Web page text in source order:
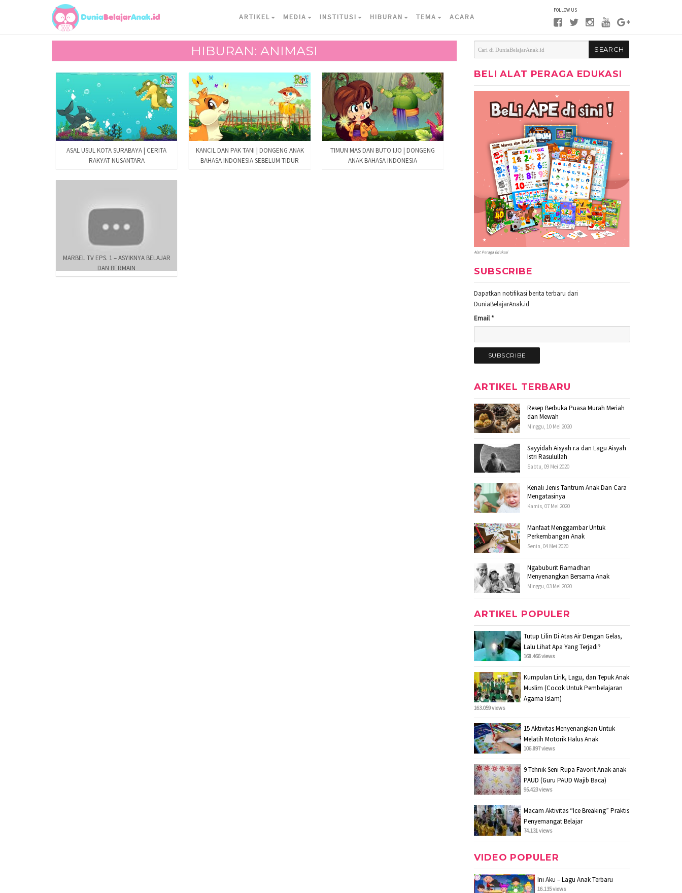
ARTIKEL MEDIA INSTITUSI HIBURAN TEMA ACARA
FOLLOW US
HIBURAN: ANIMASI
ASAL USUL KOTA SURABAYA | CERITA
RAKYAT NUSANTARA
KANCIL DAN PAK TANI | DONGENG ANAK
BAHASA INDONESIA SEBELUM TIDUR
TIMUN MAS DAN BUTO IJO | DONGENG
ANAK BAHASA INDONESIA
MARBEL TV EPS. 1 – ASYIKNYA BELAJAR
DAN BERMAIN
BELI ALAT PERAGA EDUKASI
Alat Peraga Edukasi
SUBSCRIBE
Dapatkan notifikasi berita terbaru dari
DuniaBelajarAnak.id
Email *
ARTIKEL TERBARU
Resep Berbuka Puasa Murah Meriah
dan Mewah
Minggu, 10 Mei 2020
Sayyidah Aisyah r.a dan Lagu Aisyah
Istri Rasulullah
Sabtu, 09 Mei 2020
Kenali Jenis Tantrum Anak Dan Cara
Mengatasinya
Kamis, 07 Mei 2020
Manfaat Menggambar Untuk
Perkembangan Anak
Senin, 04 Mei 2020
Ngabuburit Ramadhan
Menyenangkan Bersama Anak
Minggu, 03 Mei 2020
ARTIKEL POPULER
Tutup Lilin Di Atas Air Dengan Gelas,
Lalu Lihat Apa Yang Terjadi?
168.466 views
Kumpulan Lirik, Lagu, dan Tepuk Anak
Muslim (Cocok Untuk Pembelajaran
Agama Islam)
163.059 views
15 Aktivitas Menyenangkan Untuk
Melatih Motorik Halus Anak
106.897 views
9 Tehnik Seni Rupa Favorit Anak-anak
PAUD (Guru PAUD Wajib Baca)
95.423 views
Macam Aktivitas “Ice Breaking” Praktis
Penyemangat Belajar
74.131 views
VIDEO POPULER
Ini Aku – Lagu Anak Terbaru
16.135 views